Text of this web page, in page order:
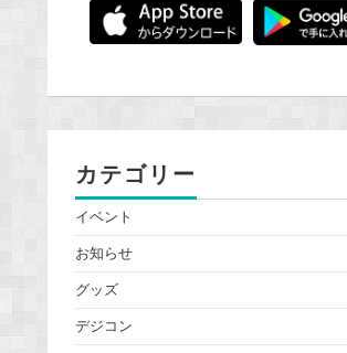
カテゴリー
イベント
お知らせ
グッズ
デジコン